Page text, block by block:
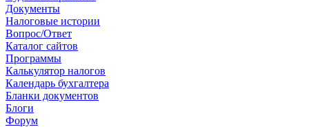
Документы
Налоговые истории
Вопрос/Ответ
Каталог сайтов
Программы
Калькулятор налогов
Календарь бухгалтера
Бланки документов
Блоги
Форум